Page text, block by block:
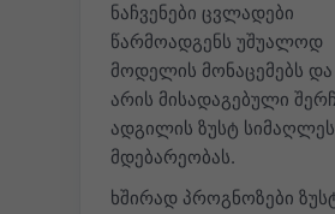
ნაჩვენები ცვლადები
წარმოადგენს უშუალოდ
მოდელის მონაცემებს
არის მისადაგებული
ადგილის ზუსტ
მდებარეობას.
ხშირად პროგნოზები